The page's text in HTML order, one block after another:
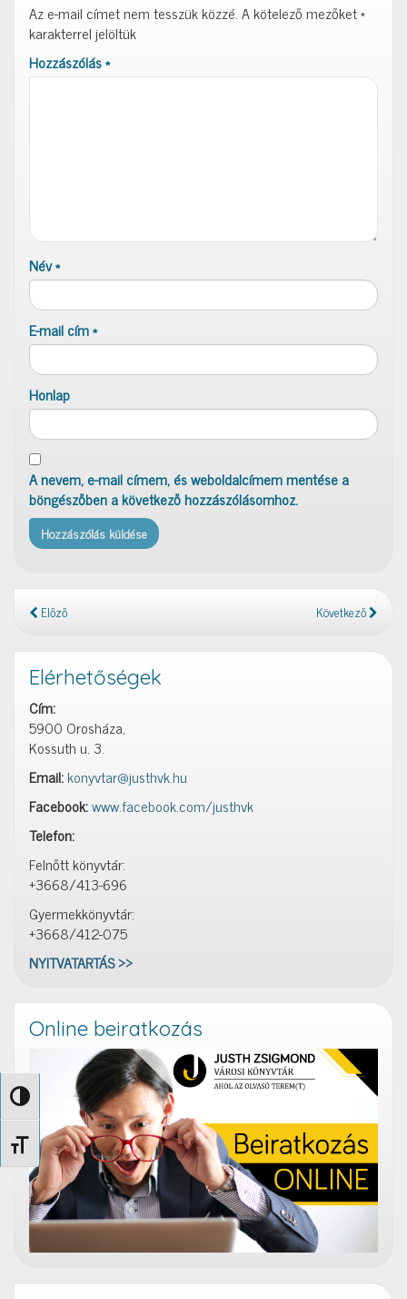
Nagy kontraszt váltása
Betűméret váltása
Az e-mail címet nem tesszük közzé.A kötelező mezőket*
karakterrel jelöltük
Hozzászólás*
Név*
E-mail cím*
Honlap
A nevem, e-mail címem, és weboldalcímem mentése a
böngészőben a következő hozzászólásomhoz.
Előző Következő
Elérhetőségek
Cím:
5900 Orosháza,
Kossuth u. 3.
Email:konyvtar@justhvk.hu
Facebook:www.facebook.com/justhvk
Telefon:
Felnőtt könyvtár:
+3668/413-696
Gyermekkönyvtár:
+3668/412-075
NYITVATARTÁS >>
Online beiratkozás